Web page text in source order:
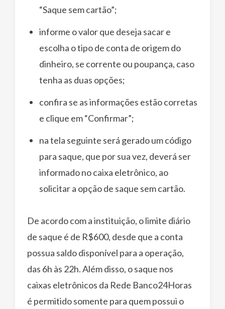
“Saque sem cartão”;
informe o valor que deseja sacar e
escolha o tipo de conta de origem do
dinheiro, se corrente ou poupança, caso
tenha as duas opções;
confira se as informações estão corretas
e clique em “Confirmar”;
na tela seguinte será gerado um código
para saque, que por sua vez, deverá ser
informado no caixa eletrônico, ao
solicitar a opção de saque sem cartão.
De acordo com a instituição, o limite diário
de saque é de R$600, desde que a conta
possua saldo disponível para a operação,
das 6h às 22h. Além disso, o saque nos
caixas eletrônicos da Rede Banco24Horas
é permitido somente para quem possui o